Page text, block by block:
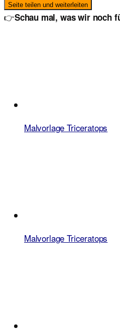
Seite teilen und weiterleiten
👉Schau mal, was wir noch
Malvorlage Triceratops
Malvorlage Triceratops